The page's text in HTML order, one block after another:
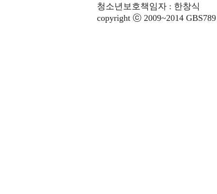
청소년보호책임자 : 한창식
copyright ⓒ 2009~2014